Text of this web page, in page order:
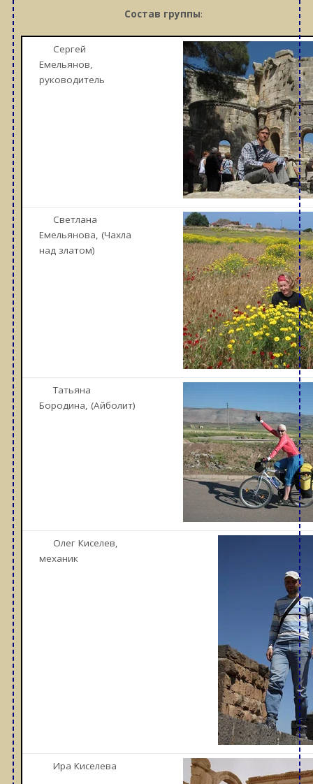
Состав группы:
Сергей
Емельянов,
руководитель
Светлана
Емельянова, (Чахла
над златом)
Татьяна
Бородина, (Айболит)
Олег Киселев,
механик
Ира Киселева